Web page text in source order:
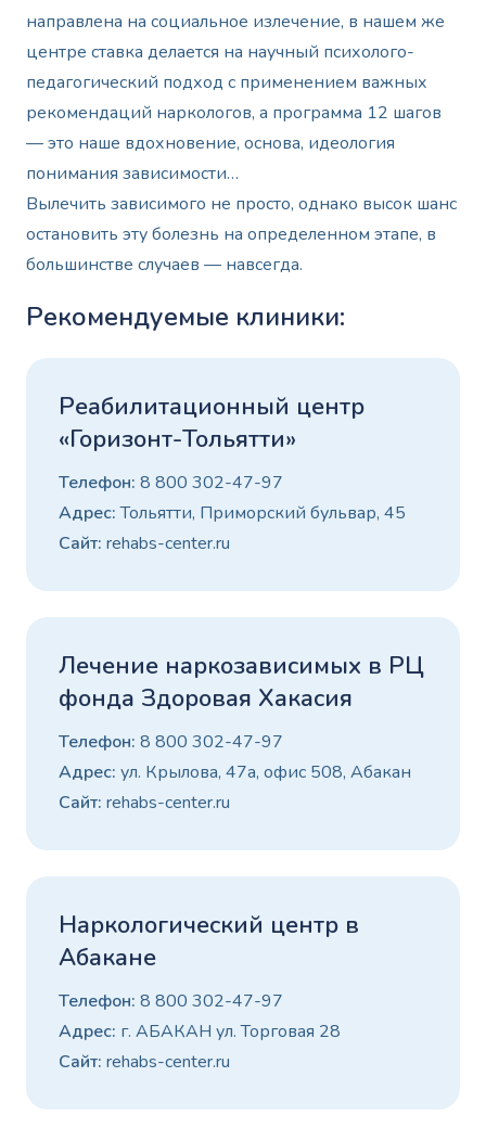
направлена на социальное излечение, в нашем же
центре ставка делается на научный психолого-
педагогический подход с применением важных
рекомендаций наркологов, а программа 12 шагов
— это наше вдохновение, основа, идеология
понимания зависимости…
Вылечить зависимого не просто, однако высок шанс
остановить эту болезнь на определенном этапе, в
большинстве случаев — навсегда.
Рекомендуемые клиники:
Реабилитационный центр
«Горизонт-Тольятти»
Телефон: 8 800 302-47-97
Адрес:Тольятти, Приморский бульвар, 45
Сайт: rehabs-center.ru
Лечение наркозависимых в РЦ
фонда Здоровая Хакасия
Телефон: 8 800 302-47-97
Адрес: ул. Крылова, 47а, офис 508, Абакан
Сайт: rehabs-center.ru
Наркологический центр в
Абакане
Телефон: 8 800 302-47-97
Адрес: г. АБАКАН ул. Торговая 28
Сайт: rehabs-center.ru